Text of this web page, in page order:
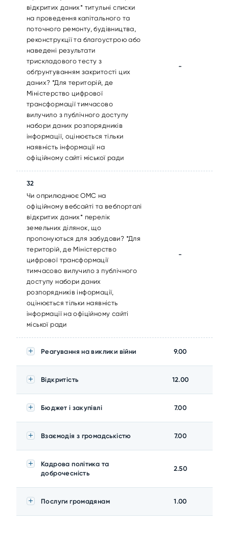
відкритих даних* титульні списки
на проведення капітального та
поточного ремонту, будівництва,
реконструкції та благоустрою або
наведені результати
трискладового тесту з
обґрунтуванням закритості цих
даних? *Для територій, де
Міністерство цифрової
трансформації тимчасово
вилучило з публічного доступу
набори даних розпорядників
інформації, оцінюється тільки
наявність інформації на
офіційному сайті міської ради
-
32
Чи оприлюднює ОМС на
офіційному вебсайті та вебпорталі
відкритих даних* перелік
земельних ділянок, що
пропонуються для забудови? *Для
територій, де Міністерство
цифрової трансформації
тимчасово вилучило з публічного
доступу набори даних
розпорядників інформації,
оцінюється тільки наявність
інформації на офіційному сайті
міської ради
-
Реагування на виклики війни 9.00
Відкритість 12.00
Бюджет і закупівлі 7.00
Взаємодія з громадськістю 7.00
Кадрова політика та
доброчесність
2.50
Послуги громадянам 1.00